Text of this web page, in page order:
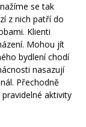
se tak
z nich patří do
Klienti
Mohou jít
bydlení chodí
nasazují
Přechodně
aktivity